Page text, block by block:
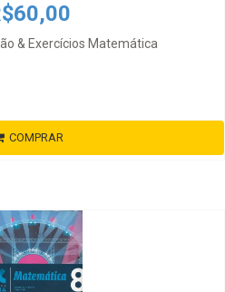
& Exercícios Matemática
COMPRAR